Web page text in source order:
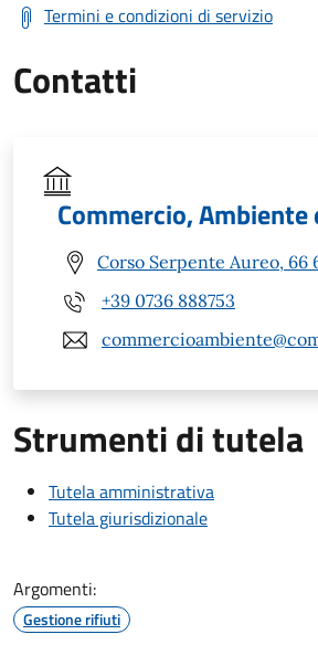
Termini e condizioni di servizio
Contatti
Commercio, Ambiente
Corso Serpente Aureo, 66
+39 0736 888753
Strumenti di tutela
Tutela amministrativa
Tutela giurisdizionale
Argomenti:
Gestione rifiuti